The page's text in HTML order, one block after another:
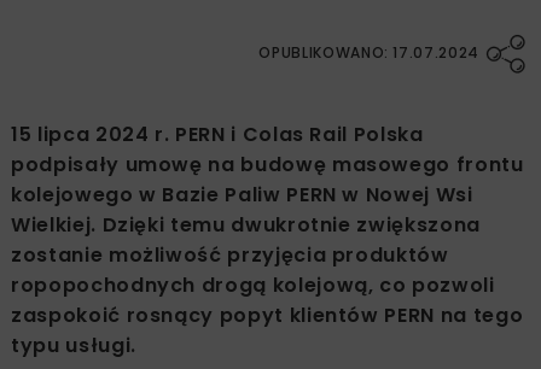
OPUBLIKOWANO: 17.07.2024
15 lipca 2024 r. PERN i Colas Rail Polska
podpisały umowę na budowę masowego frontu
kolejowego w Bazie Paliw PERN w Nowej Wsi
Wielkiej. Dzięki temu dwukrotnie zwiększona
zostanie możliwość przyjęcia produktów
ropopochodnych drogą kolejową, co pozwoli
zaspokoić rosnący popyt klientów PERN na tego
typu usługi.